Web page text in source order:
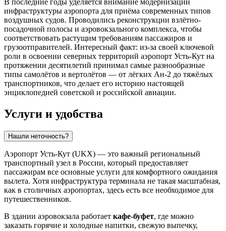
инфраструктуры аэропорта для приёма современных типов
воздушных судов. Проводились реконструкции взлётно-
посадочной полосы и аэровокзального комплекса, чтобы
соответствовать растущим требованиям пассажиров и
грузоотправителей. Интересный факт: из-за своей ключевой
роли в освоении северных территорий аэропорт Усть-Кут на
протяжении десятилетий принимал самые разнообразные
типы самолётов и вертолётов — от лёгких Ан-2 до тяжёлых
транспортников, что делает его историю настоящей
энциклопедией советской и российской авиации.
Услуги и удобства
Нашли неточность?
Аэропорт Усть-Кут (UKX) — это важный региональный
транспортный узел в России, который предоставляет
пассажирам все основные услуги для комфортного ожидания
вылета. Хотя инфраструктура терминала не такая масштабная,
как в столичных аэропортах, здесь есть все необходимое для
путешественников.
В здании аэровокзала работает кафе-буфет, где можно
заказать горячие и холодные напитки, свежую выпечку,